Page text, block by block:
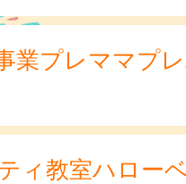
業プレママプ
ィ教室ハロー